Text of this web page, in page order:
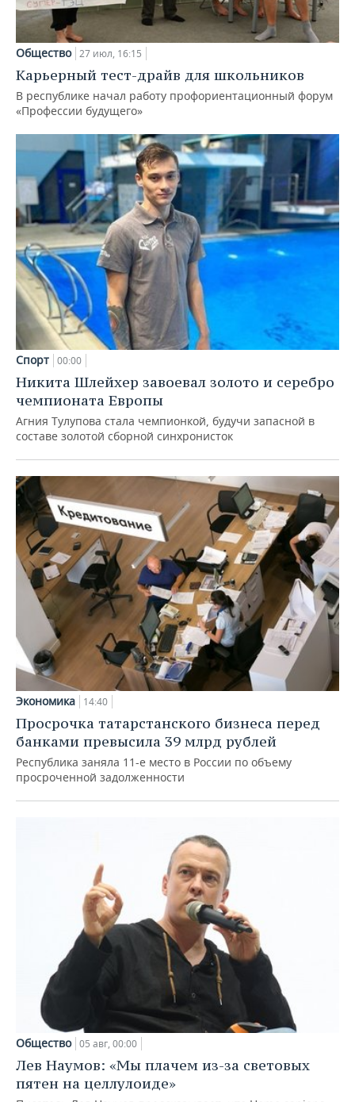
Общество 27 июл, 16:15
Карьерный тест-драйв для школьников
В республике начал работу профориентационный форум
«Профессии будущего»
Спорт 00:00
Никита Шлейхер завоевал золото и серебро
чемпионата Европы
Агния Тулупова стала чемпионкой, будучи запасной в
составе золотой сборной синхронисток
Экономика 14:40
Просрочка татарстанского бизнеса перед
банками превысила 39 млрд рублей
Республика заняла 11-е место в России по объему
просроченной задолженности
Общество 05 авг, 00:00
Лев Наумов: «Мы плачем из-за световых
пятен на целлулоиде»